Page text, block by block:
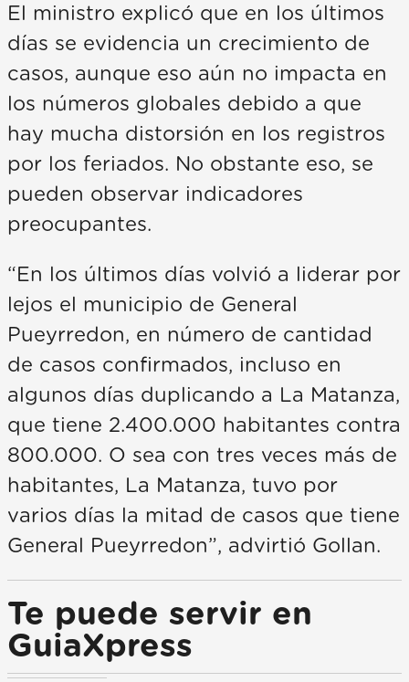
El ministro explicó que en los últimos
días se evidencia un crecimiento de
casos, aunque eso aún no impacta en
los números globales debido a que
hay mucha distorsión en los registros
por los feriados. No obstante eso, se
pueden observar indicadores
preocupantes.
“En los últimos días volvió a liderar por
lejos el municipio de General
Pueyrredon, en número de cantidad
de casos confirmados, incluso en
algunos días duplicando a La Matanza,
que tiene 2.400.000 habitantes contra
800.000. O sea con tres veces más de
habitantes, La Matanza, tuvo por
varios días la mitad de casos que tiene
General Pueyrredon”, advirtió Gollan.
Te puede servir en
GuiaXpress